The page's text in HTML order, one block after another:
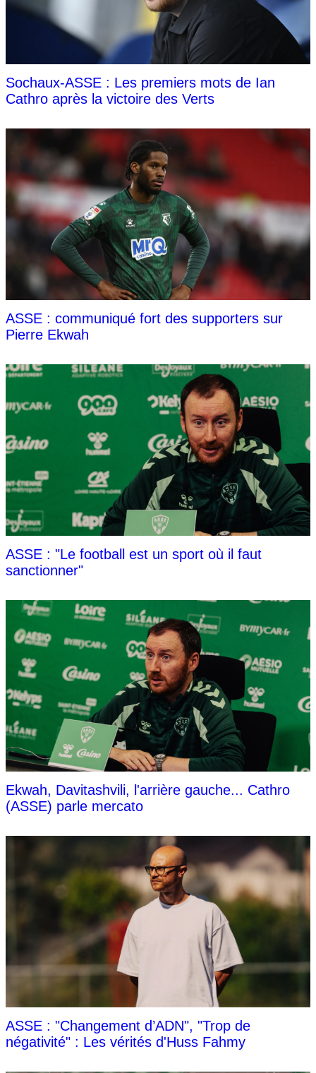
Sochaux-ASSE : Les premiers mots de Ian
Cathro après la victoire des Verts
ASSE : communiqué fort des supporters sur
Pierre Ekwah
ASSE : "Le football est un sport où il faut
sanctionner"
Ekwah, Davitashvili, l'arrière gauche... Cathro
(ASSE) parle mercato
ASSE : "Changement d’ADN", "Trop de
négativité" : Les vérités d'Huss Fahmy